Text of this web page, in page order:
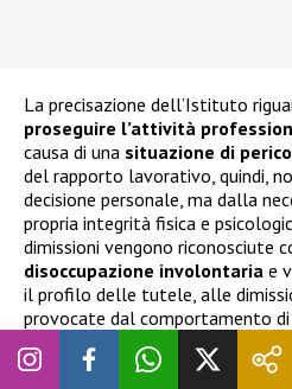
La precisazione dell’Istituto
proseguire l’attività
causa di una situazione di
del rapporto lavorativo, quindi,
decisione personale, ma dalla
propria integrità fisica e
dimissioni vengono riconosciute
disoccupazione involontaria e
il profilo delle tutele, alle
provocate dal comportamento
L’Inps ha spiegato che il